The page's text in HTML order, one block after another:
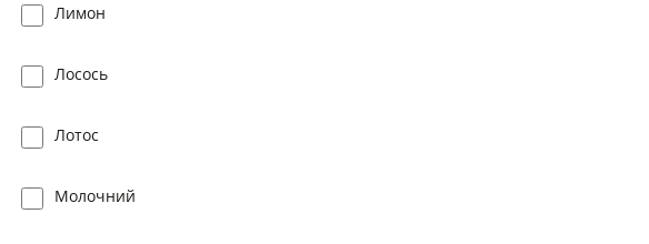
Лимон
Лосось
Лотос
Молочний